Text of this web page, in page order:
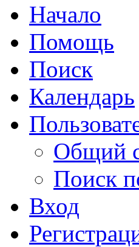
Начало
Помощь
Поиск
Календарь
Общий
Поиск
Вход